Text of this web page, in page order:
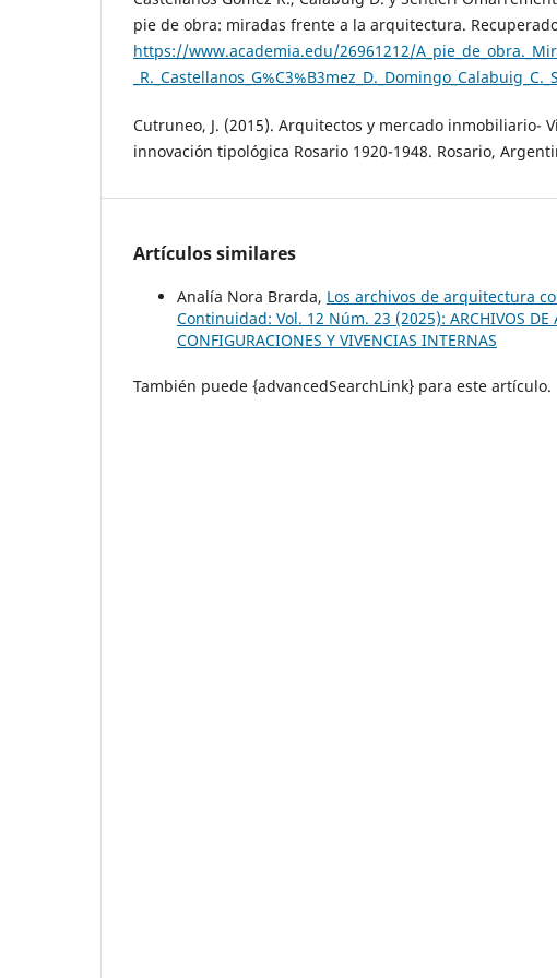
pie de obra: miradas frente a la arquitectura.
https://www.academia.edu/26961212/
Cutruneo, J. (2015). Arquitectos y mercado inmobiliario-
innovación tipológica Rosario 1920-1948. Rosario,
Artículos similares
Analía Nora Brarda, Los archivos de arquitectura
Continuidad: Vol. 12 Núm. 23 (2025): ARCHIVOS DE
CONFIGURACIONES Y VIVENCIAS INTERNAS
También puede {advancedSearchLink} para este artículo.